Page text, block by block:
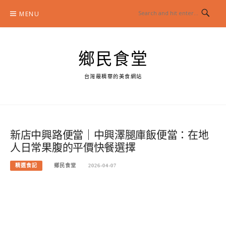
content
MENU
鄉民食堂
台灣最精華的美食網站
新店中興路便當｜中興澤腿庫飯便當：在地
人日常果腹的平價快餐選擇
精選食記 鄉民食堂 2026-04-07